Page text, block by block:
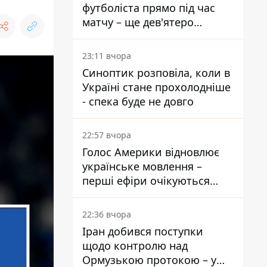
футболіста прямо під час
матчу – ще дев'ятеро
постраждали
23:11 вчора
Синоптик розповіла, коли в
Україні стане прохолодніше
- спека буде не довго
22:57 вчора
Голос Америки відновлює
українське мовлення –
перші ефіри очікуються
наступного тижня
22:36 вчора
Іран добився поступки
щодо контролю над
Ормузькою протокою – у